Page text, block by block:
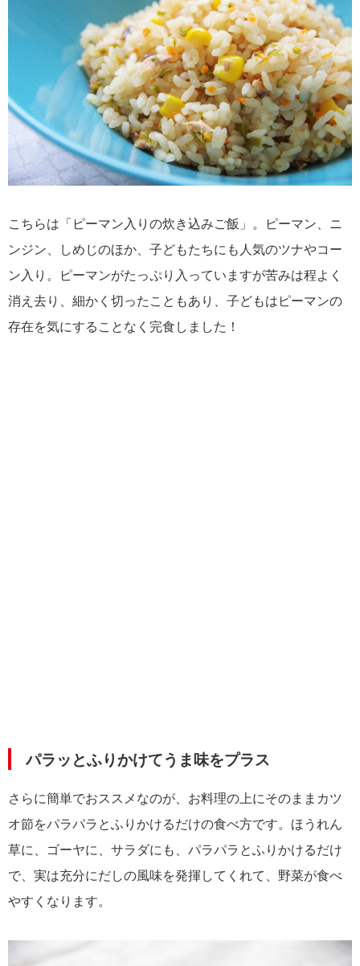
こちらは「ピーマン入りの炊き込みご飯」。ピーマン、ニ
ンジン、しめじのほか、子どもたちにも人気のツナやコー
ン入り。ピーマンがたっぷり入っていますが苦みは程よく
消え去り、細かく切ったこともあり、子どもはピーマンの
存在を気にすることなく完食しました！
パラッとふりかけてうま味をプラス
さらに簡単でおススメなのが、お料理の上にそのままカツ
オ節をパラパラとふりかけるだけの食べ方です。ほうれん
草に、ゴーヤに、サラダにも、パラパラとふりかけるだけ
で、実は充分にだしの風味を発揮してくれて、野菜が食べ
やすくなります。